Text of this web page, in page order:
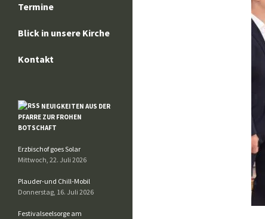
Termine
Blick in unsere Kirche
Kontakt
NEUIGKEITEN AUS DER
PFARRE ZUR FROHEN
BOTSCHAFT
Erzbischof goes Solar
Mittwoch, 22. Juli 2026
Plauder-und Chill-Mobil
Donnerstag, 16. Juli 2026
Festivalseelsorge am